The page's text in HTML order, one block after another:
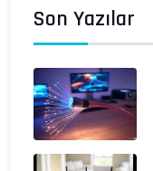
Son Yazılar